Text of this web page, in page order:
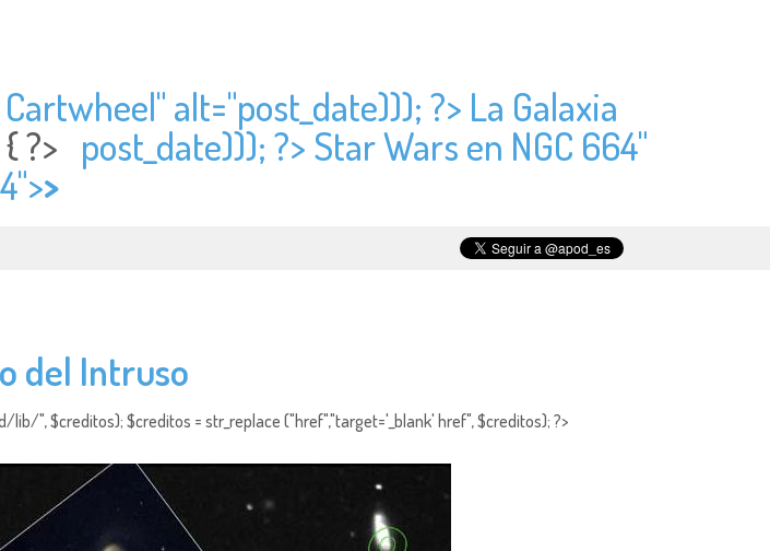
alt="post_date))); ?> La Galaxia
?> post_date))); ?> Star Wars en NGC 664"
>
del Intruso
", $creditos); $creditos = str_replace ("href","target='_blank' href", $creditos); ?>